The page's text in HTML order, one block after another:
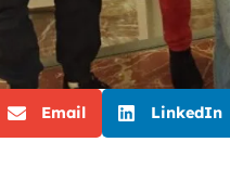
Email LinkedIn